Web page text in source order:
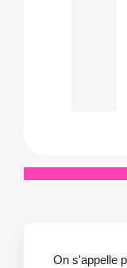
On s'appelle